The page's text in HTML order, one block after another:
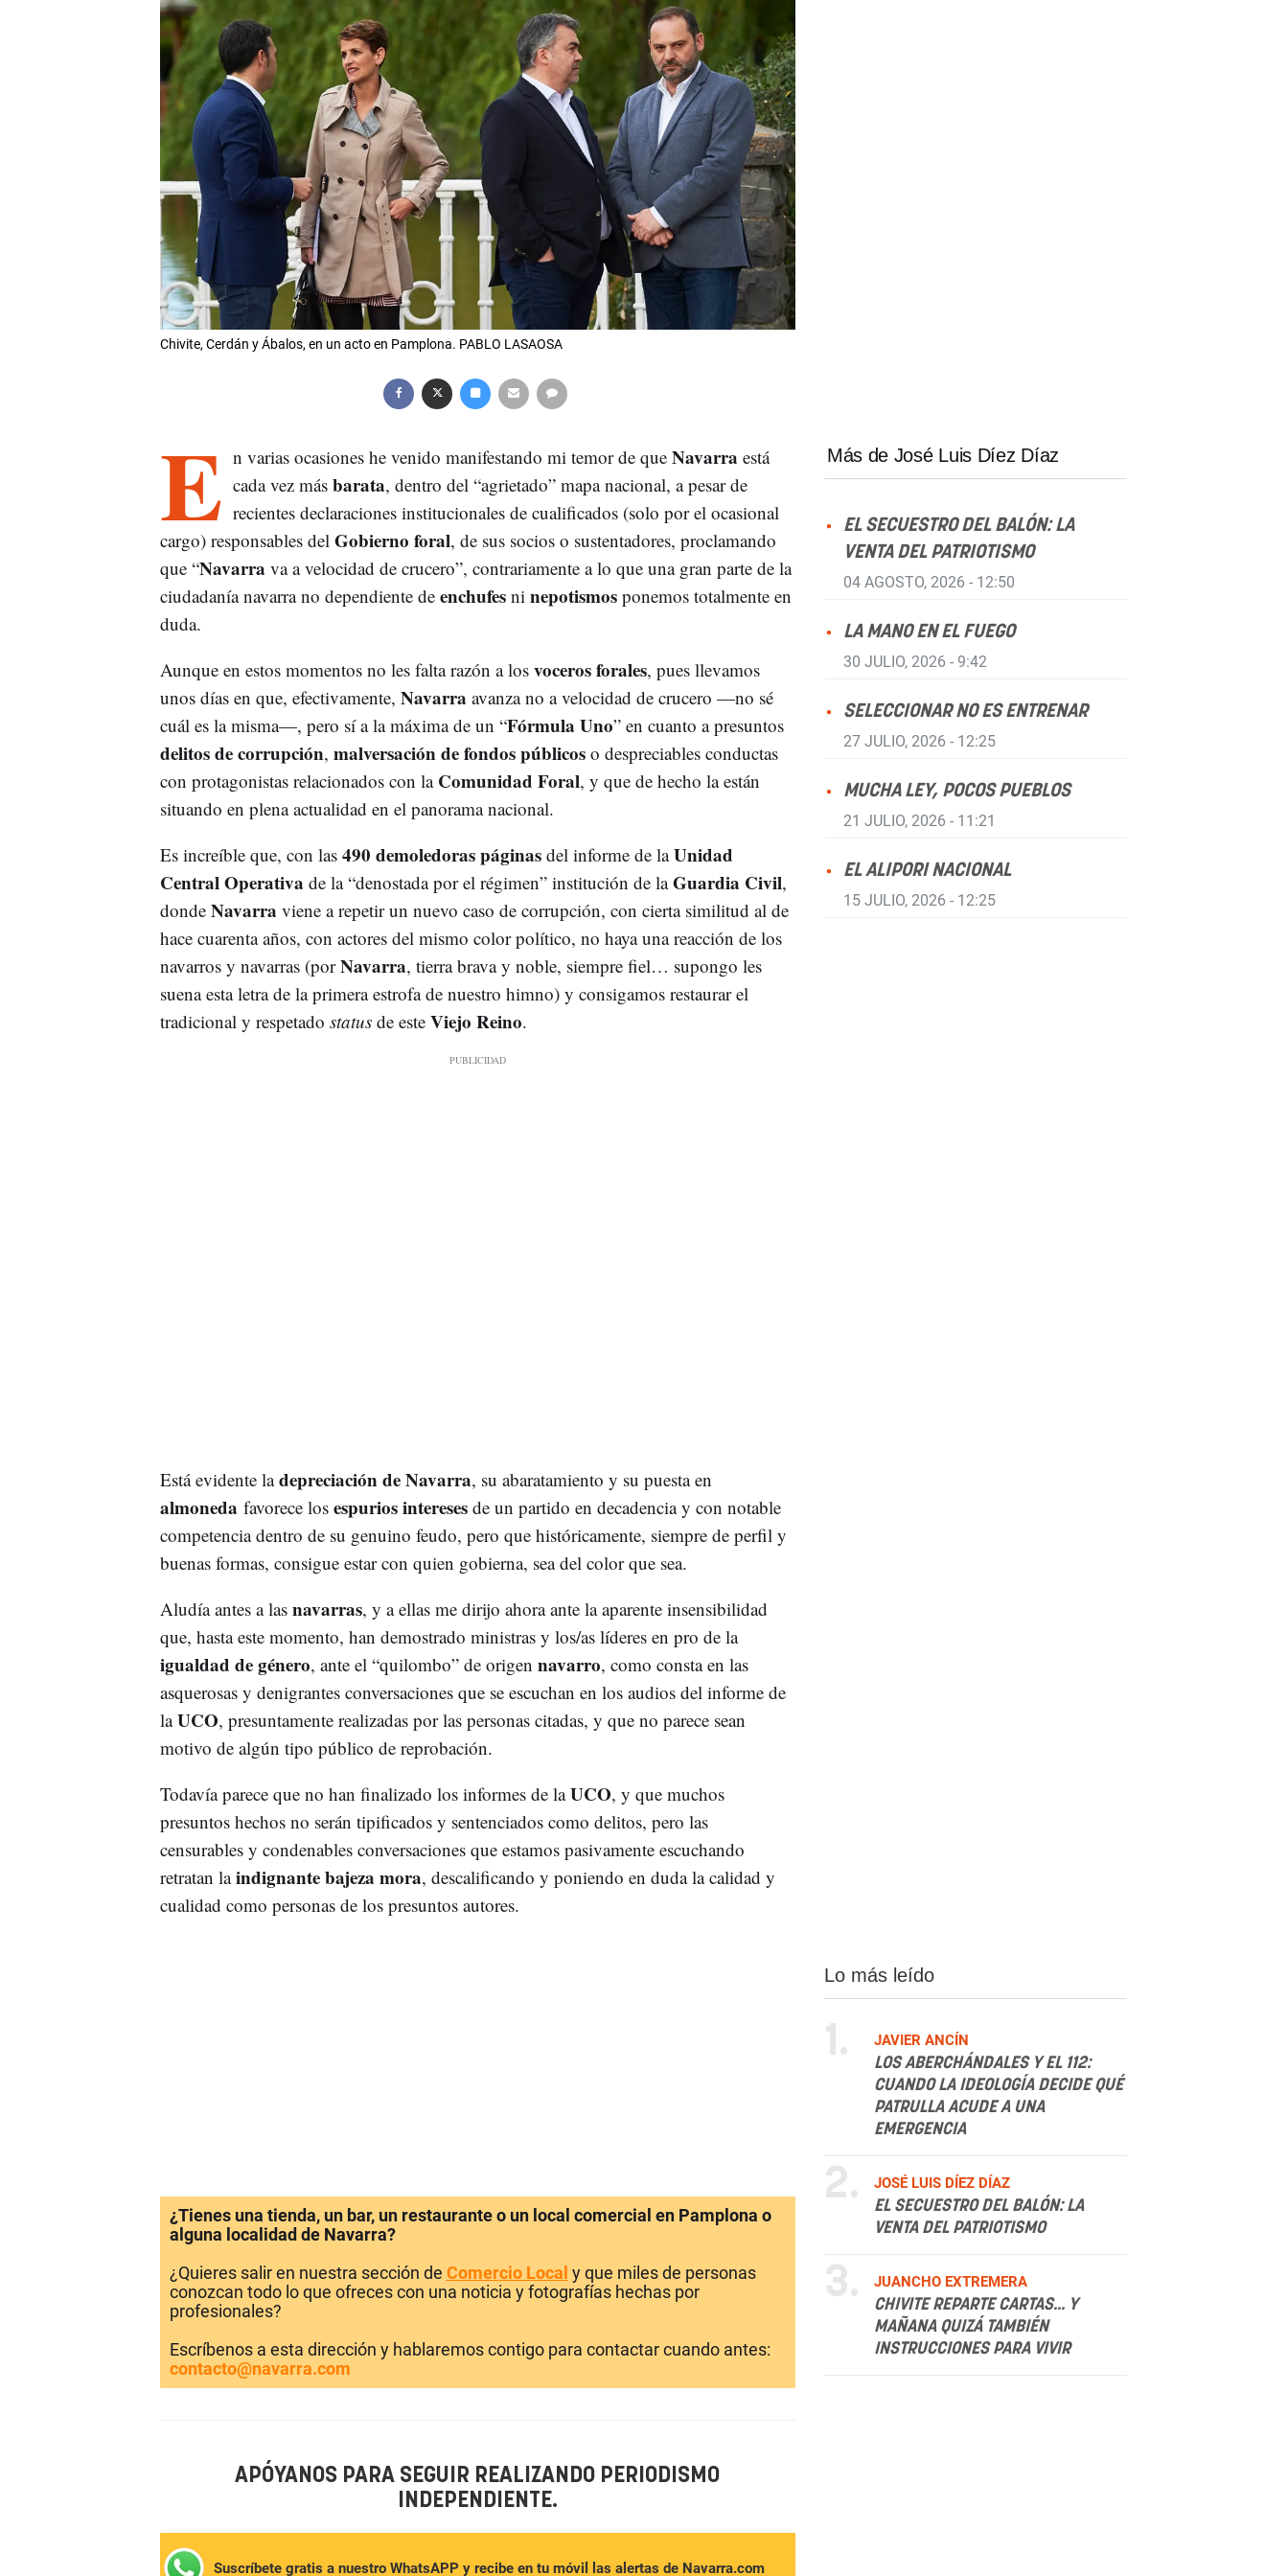
Chivite, Cerdán y Ábalos, en un acto en Pamplona. PABLO LASAOSA
E n varias ocasiones he venido manifestando mi temor de que Navarra está
cada vez más barata, dentro del “agrietado” mapa nacional, a pesar de
recientes declaraciones institucionales de cualificados (solo por el ocasional
cargo) responsables del Gobierno foral, de sus socios o sustentadores, proclamando
que “Navarra va a velocidad de crucero”, contrariamente a lo que una gran parte de la
ciudadanía navarra no dependiente de enchufesni nepotismosponemos totalmente en
duda.
Aunque en estos momentos no les falta razón a los voceros forales, pues llevamos
unos días en que, efectivamente, Navarra avanza no a velocidad de crucero —no sé
cuál es la misma—, pero sí a la máxima de un “Fórmula Uno” en cuanto a presuntos
delitos de corrupción, malversación de fondos públicoso despreciables conductas
con protagonistas relacionados con la Comunidad Foral, y que de hecho la están
situando en plena actualidad en el panorama nacional.
Es increíble que, con las 490 demoledoras páginasdel informe de laUnidad
Central Operativa de la “denostada por el régimen” institución de laGuardia Civil,
donde Navarra viene a repetir un nuevo caso de corrupción, con cierta similitud al de
hace cuarenta años, con actores del mismo color político, no haya una reacción de los
navarros y navarras (porNavarra, tierra brava y noble, siempre fiel… supongo les
suena esta letra de la primera estrofa de nuestro himno) y consigamos restaurar el
tradicional y respetado statusde este Viejo Reino.
Está evidente ladepreciación de Navarra, su abaratamiento y su puesta en
almoneda favorece los espurios interesesde un partido en decadencia y con notable
competencia dentro de su genuino feudo, pero que históricamente, siempre de perfil y
buenas formas, consigue estar con quien gobierna, sea del color que sea.
Aludía antes a las navarras, y a ellas me dirijo ahora ante la aparente insensibilidad
que, hasta este momento, han demostrado ministras y los/as líderes en pro de la
igualdad de género, ante el “quilombo” de origen navarro, como consta en las
asquerosas y denigrantes conversaciones que se escuchan en los audios del informe de
laUCO, presuntamente realizadas por las personas citadas, y que no parece sean
motivo de algún tipo público de reprobación.
Todavía parece que no han finalizado los informes de laUCO, y que muchos
presuntos hechos no serán tipificados y sentenciados como delitos, pero las
censurables y condenables conversaciones que estamos pasivamente escuchando
retratan laindignante bajeza mora, descalificando y poniendo en duda la calidad y
cualidad como personas de los presuntos autores.
Más de José Luis Díez Díaz
EL SECUESTRO DEL BALÓN: LA
VENTA DEL PATRIOTISMO
04 AGOSTO, 2026 - 12:50
LA MANO EN EL FUEGO
30 JULIO, 2026 - 9:42
SELECCIONAR NO ES ENTRENAR
27 JULIO, 2026 - 12:25
MUCHA LEY, POCOS PUEBLOS
21 JULIO, 2026 - 11:21
EL ALIPORI NACIONAL
15 JULIO, 2026 - 12:25
¿Tienes una tienda, un bar, un restaurante o un local comercial en Pamplona o
alguna localidad de Navarra?
¿Quieres salir en nuestra sección de Comercio Local y que miles de personas
conozcan todo lo que ofreces con una noticia y fotografías hechas por
profesionales?
Escríbenos a esta dirección y hablaremos contigo para contactar cuando antes:
contacto@navarra.com
APÓYANOS PARA SEGUIR REALIZANDO PERIODISMO
INDEPENDIENTE.
Suscríbete gratis a nuestro WhatsAPP y recibe en tu móvil las alertas de Navarra.com
Lo más leído
1.
JAVIER ANCÍN
LOS ABERCHÁNDALES Y EL 112:
CUANDO LA IDEOLOGÍA DECIDE QUÉ
PATRULLA ACUDE A UNA
EMERGENCIA
2.
JOSÉ LUIS DÍEZ DÍAZ
EL SECUESTRO DEL BALÓN: LA
VENTA DEL PATRIOTISMO
3.
JUANCHO EXTREMERA
CHIVITE REPARTE CARTAS... Y
MAÑANA QUIZÁ TAMBIÉN
INSTRUCCIONES PARA VIVIR